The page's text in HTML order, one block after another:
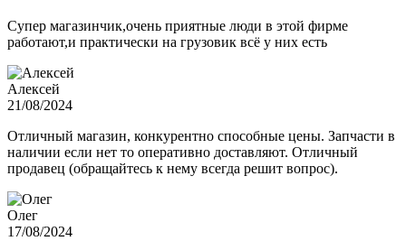
Супер магазинчик,очень приятные люди в этой фирме
работают,и практически на грузовик всё у них есть
Алексей
21/08/2024
Отличный магазин, конкурентно способные цены. Запчасти в
наличии если нет то оперативно доставляют. Отличный
продавец (обращайтесь к нему всегда решит вопрос).
Олег
17/08/2024